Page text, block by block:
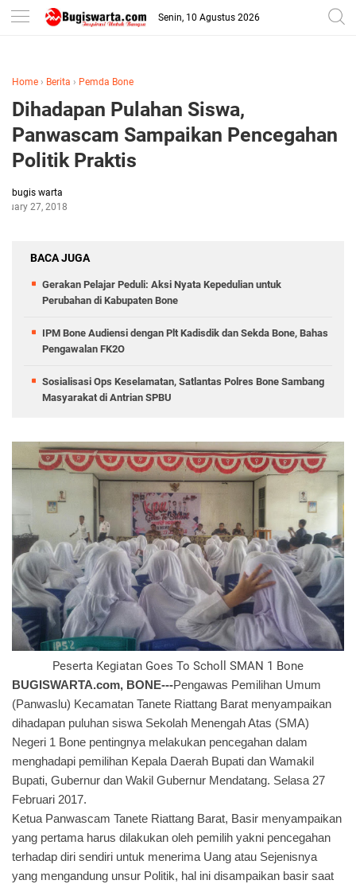
-->
Senin, 10 Agustus 2026
Home › Berita › Pemda Bone
Dihadapan Pulahan Siswa,
Panwascam Sampaikan Pencegahan
Politik Praktis
bugis warta
27, 2018
BACA JUGA
Gerakan Pelajar Peduli: Aksi Nyata Kepedulian untuk
Perubahan di Kabupaten Bone
IPM Bone Audiensi dengan Plt Kadisdik dan Sekda Bone, Bahas
Pengawalan FK2O
Sosialisasi Ops Keselamatan, Satlantas Polres Bone Sambang
Masyarakat di Antrian SPBU
Peserta Kegiatan Goes To Scholl SMAN 1 Bone
BUGISWARTA.com, BONE---Pengawas Pemilihan Umum
(Panwaslu) Kecamatan Tanete Riattang Barat menyampaikan
dihadapan puluhan siswa Sekolah Menengah Atas (SMA)
Negeri 1 Bone pentingnya melakukan pencegahan dalam
menghadapi pemilihan Kepala Daerah Bupati dan Wamakil
Bupati, Gubernur dan Wakil Gubernur Mendatang. Selasa 27
Februari 2017.
Ketua Panwascam Tanete Riattang Barat, Basir menyampaikan
yang pertama harus dilakukan oleh pemilih yakni pencegahan
terhadap diri sendiri untuk menerima Uang atau Sejenisnya
yang mengandung unsur Politik, hal ini disampaikan basir saat